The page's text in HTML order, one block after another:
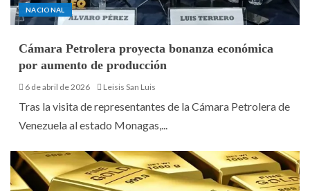
NACIONAL
Cámara Petrolera proyecta bonanza económica
por aumento de producción
6 de abril de 2026 Leisis San Luis
Tras la visita de representantes de la Cámara Petrolera de
Venezuela al estado Monagas,...